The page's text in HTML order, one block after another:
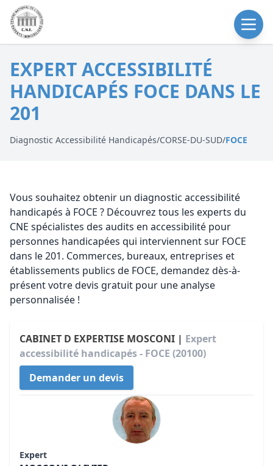
EXPERT ACCESSIBILITÉ
HANDICAPÉS FOCE DANS LE
201
Diagnostic Accessibilité Handicapés/CORSE-DU-SUD/FOCE
Vous souhaitez obtenir un diagnostic accessibilité
handicapés à FOCE ? Découvrez tous les experts du
CNE spécialistes des audits en accessibilité pour
personnes handicapées qui interviennent sur FOCE
dans le 201. Commerces, bureaux, entreprises et
établissements publics de FOCE, demandez dès-à-
présent votre devis gratuit pour une analyse
personnalisée !
CABINET D EXPERTISE MOSCONI | Expert
accessibilité handicapés - FOCE (20100)
Demander un devis
Expert